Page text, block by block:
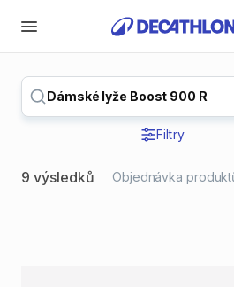
Dámské lyže Boost 900 R
Filtry
9 výsledků Objednávka